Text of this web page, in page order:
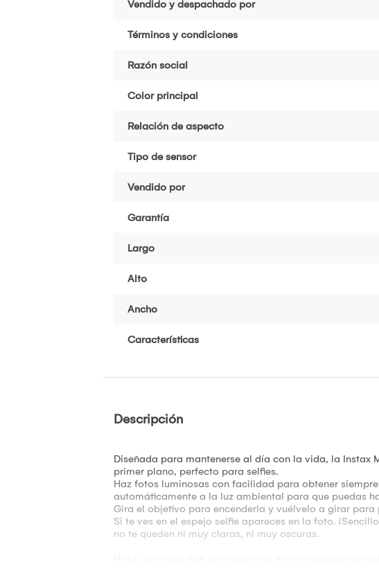
Vendido y despachado por
Términos y condiciones
Razón social
Color principal
Relación de aspecto
Tipo de sensor
Vendido por
Garantía
Largo
Alto
Ancho
Características
Descripción
Diseñada para mantenerse al día con la vida, la Instax
primer plano, perfecto para selfies.
Haz fotos luminosas con facilidad para obtener
automáticamente a la luz ambiental para que puedas
Gira el objetivo para encenderla y vuélvelo a girar
Si te ves en el espejo selfie apareces en la foto.
no te queden ni muy claras, ni muy oscuras.